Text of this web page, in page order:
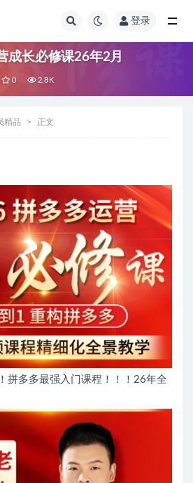
登录
成长必修课26年2月
0 2.8K
精品 正文
拼多多最强入门课程！！！26年全